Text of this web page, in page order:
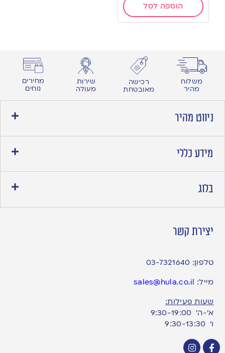
הוספה לסל
משלוח
מהיר
רכישה
מאובטחת
שירות
מעולה
מחירים
נוחים
ניווט מהיר
מידע כללי
בלוג
יצירת קשר
טלפון: 03-7321640
מייל: sales@hula.co.il
שעות פעילות:
א’-ה’ 9:30-19:00
ו׳ 9:30-13:30